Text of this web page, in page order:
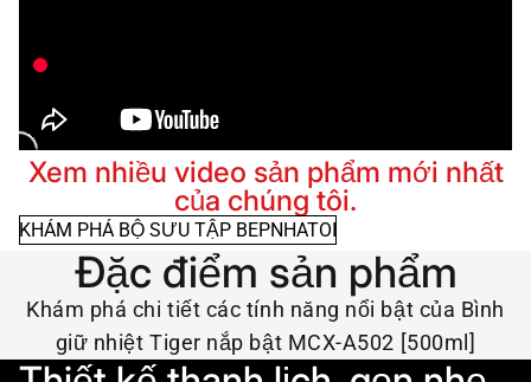
Xem nhiều video sản phẩm mới nhất
của chúng tôi.
KHÁM PHÁ BỘ SƯU TẬP BEPNHATOI
Đặc điểm sản phẩm
Khám phá chi tiết các tính năng nổi bật của Bình
giữ nhiệt Tiger nắp bật MCX-A502 [500ml]